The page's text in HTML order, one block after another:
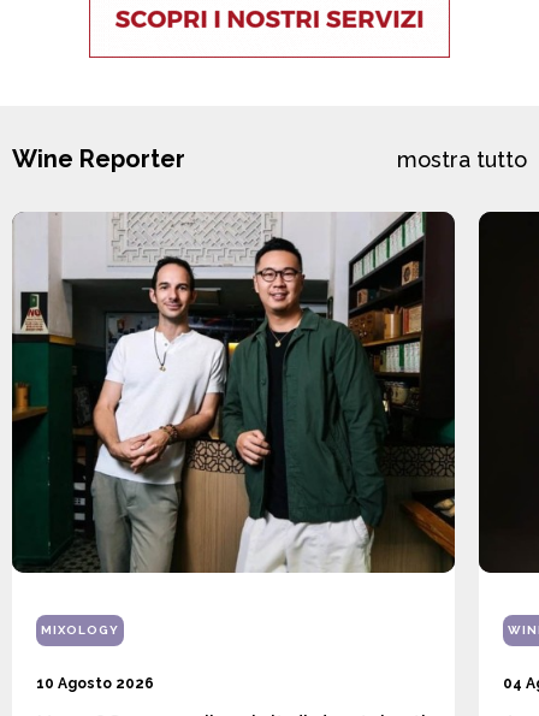
Wine Reporter mostra tutto
MIXOLOGY
10 Agosto 2026 04